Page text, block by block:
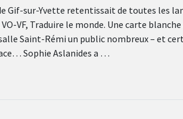
Gif-sur-Yvette retentissait de toutes les
VF, Traduire le monde. Une carte
Saint-Rémi un public nombreux – et
Sophie Aslanides a …